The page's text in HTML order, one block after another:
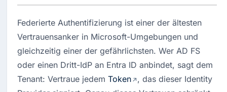
Federierte Authentifizierung ist einer der ältesten
Vertrauensanker in Microsoft-Umgebungen und
gleichzeitig einer der gefährlichsten. Wer AD FS
oder einen Dritt-IdP an Entra ID anbindet, sagt dem
Tenant: Vertraue jedem Token
, das dieser Identity